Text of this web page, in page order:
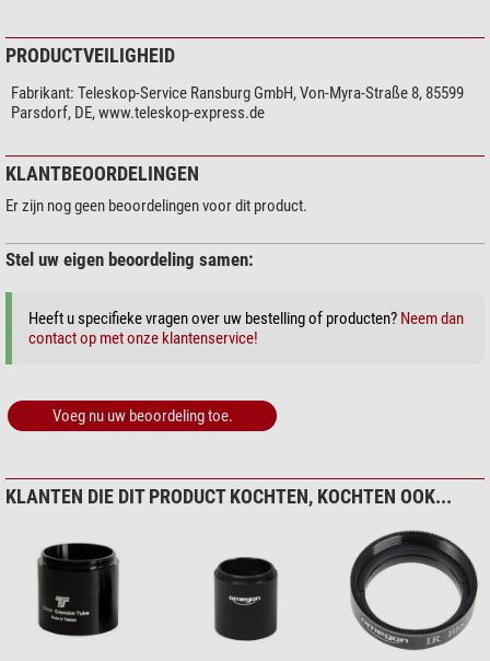
PRODUCTVEILIGHEID
Fabrikant: Teleskop-Service Ransburg GmbH, Von-Myra-Straße 8, 85599
Parsdorf, DE, www.teleskop-express.de
KLANTBEOORDELINGEN
Er zijn nog geen beoordelingen voor dit product.
Stel uw eigen beoordeling samen:
Heeft u specifieke vragen over uw bestelling of producten? Neem dan
contact op met onze klantenservice!
Voeg nu uw beoordeling toe.
KLANTEN DIE DIT PRODUCT KOCHTEN, KOCHTEN OOK...